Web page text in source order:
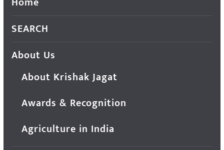
SEARCH
About Us
About Krishak Jagat
Awards & Recognition
Agriculture in India